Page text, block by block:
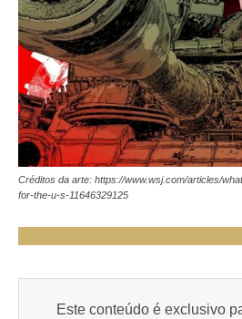
Créditos da arte: https://www.wsj.com/articles/
for-the-u-s-11646329125
Este conteúdo é exclusivo